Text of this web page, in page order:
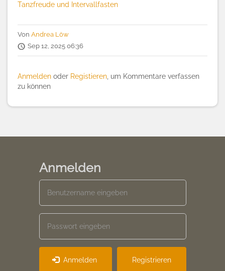
Tanzfreude und Intervallfasten
Von Andrea Löw
Sep 12, 2025 06:36
Anmelden oder Registieren , um Kommentare verfassen
zu können
Anmelden
Anmelden Registrieren